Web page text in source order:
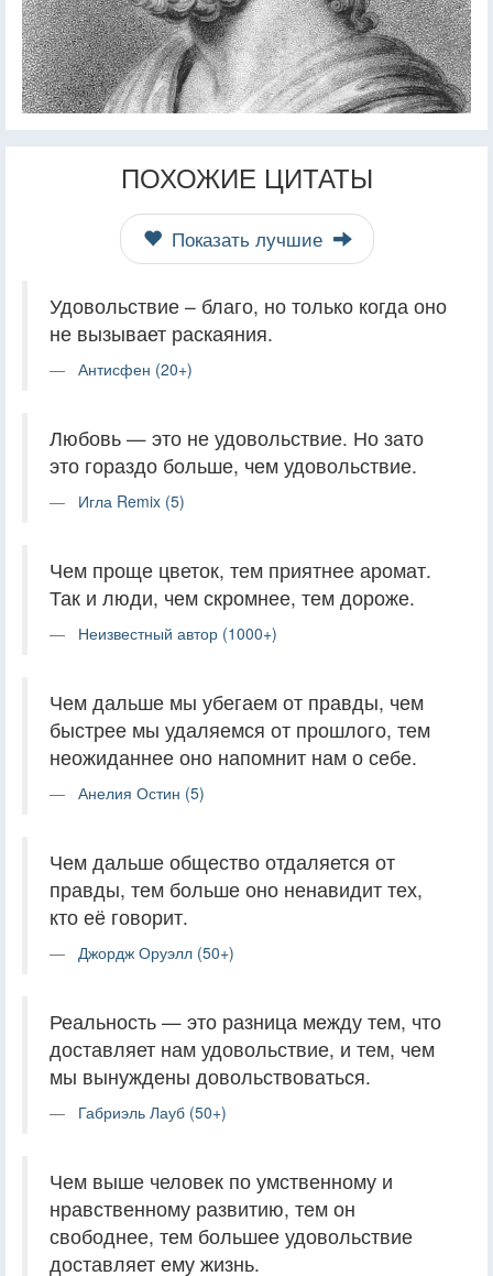
ПОХОЖИЕ ЦИТАТЫ
Показать лучшие
Удовольствие – благо, но только когда оно
не вызывает раскаяния.
Антисфен (20+)
Любовь — это не удовольствие. Но зато
это гораздо больше, чем удовольствие.
Игла Remix (5)
Чем проще цветок, тем приятнее аромат.
Так и люди, чем скромнее, тем дороже.
Неизвестный автор (1000+)
Чем дальше мы убегаем от правды, чем
быстрее мы удаляемся от прошлого, тем
неожиданнее оно напомнит нам о себе.
Анелия Остин (5)
Чем дальше общество отдаляется от
правды, тем больше оно ненавидит тех,
кто её говорит.
Джордж Оруэлл (50+)
Реальность — это разница между тем, что
доставляет нам удовольствие, и тем, чем
мы вынуждены довольствоваться.
Габриэль Лауб (50+)
Чем выше человек по умственному и
нравственному развитию, тем он
свободнее, тем большее удовольствие
доставляет ему жизнь.